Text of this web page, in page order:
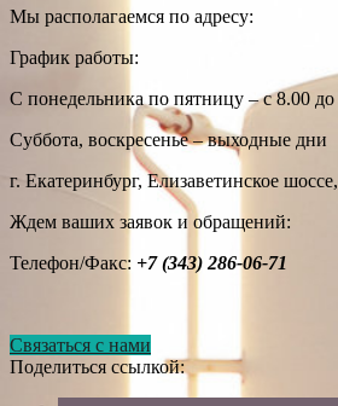
Мы располагаемся по адресу:
График работы:
С понедельника по пятницу – с 8.00
Суббота, воскресенье – выходные дни
г. Екатеринбург, Елизаветинское
Ждем ваших заявок и обращений:
Телефон/Факс: +7 (343) 286-06-71
Связаться с нами
Поделиться ссылкой: